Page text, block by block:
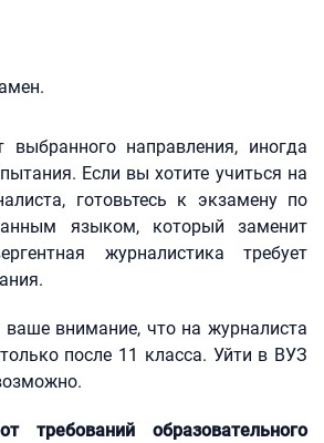
выбранного направления, иногда
Если вы хотите учиться на
готовьтесь к экзамену по
языком, который заменит
журналистика требует
внимание, что на журналиста
после 11 класса. Уйти в ВУЗ
требований образовательного